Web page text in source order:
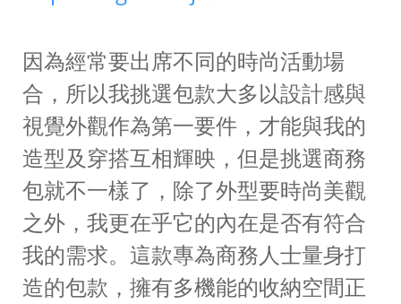
因為經常要出席不同的時尚活動場
合，所以我挑選包款大多以設計感與
視覺外觀作為第一要件，才能與我的
造型及穿搭互相輝映，但是挑選商務
包就不一樣了，除了外型要時尚美觀
之外，我更在乎它的內在是否有符合
我的需求。這款專為商務人士量身打
造的包款，擁有多機能的收納空間正